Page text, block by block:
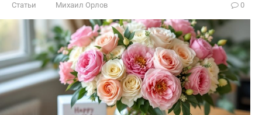
Статьи Михаил Орлов 0